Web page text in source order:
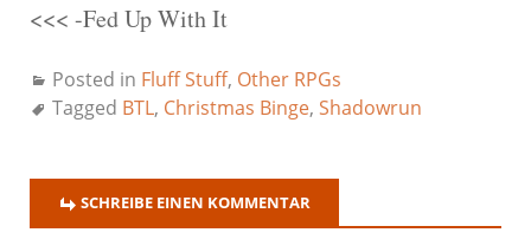
<<< -Fed Up With It
Posted in Fluff Stuff, Other RPGs
Tagged BTL, Christmas Binge, Shadowrun
SCHREIBE EINEN KOMMENTAR